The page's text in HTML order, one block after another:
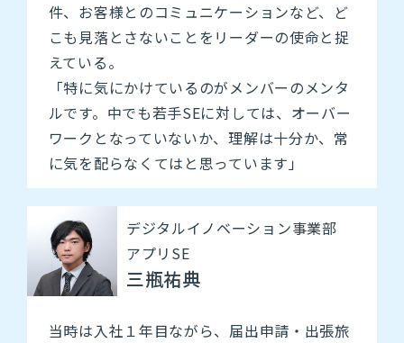
件、お客様とのコミュニケーションなど、ど
こも見落とさないことをリーダーの使命と捉
えている。
「特に気にかけているのがメンバーのメンタ
ルです。中でも若手SEに対しては、オーバー
ワークとなっていないか、理解は十分か、常
に気を配らなくてはと思っています」
デジタルイノベーション事業部
アプリSE
三瓶祐典
当時は入社１年目ながら、届出申請・出張旅